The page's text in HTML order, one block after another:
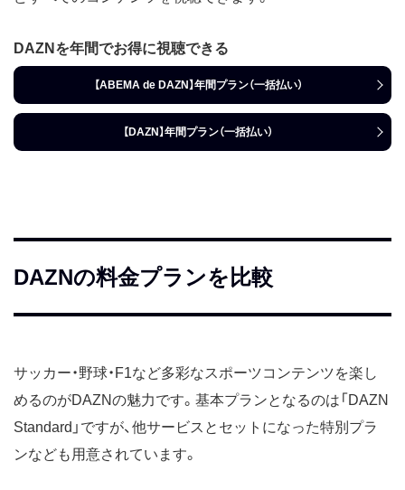
DAZNを年間でお得に視聴できる
【ABEMA de DAZN】年間プラン（一括払い）
【DAZN】年間プラン（一括払い）
DAZNの料金プランを比較
サッカー・野球・F1など多彩なスポーツコンテンツを楽し
めるのがDAZNの魅力です。基本プランとなるのは「DAZN
Standard」ですが、他サービスとセットになった特別プラ
ンなども用意されています。